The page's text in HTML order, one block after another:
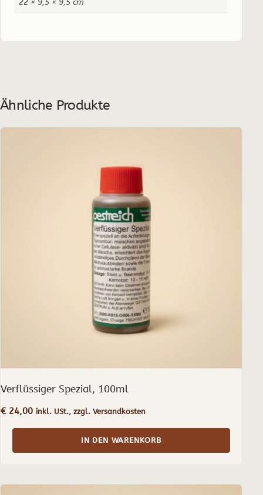
22 × 9,5 × 9,5 cm
Ähnliche Produkte
Verflüssiger Spezial, 100ml
€24,00 inkl. USt., zzgl. Versandkosten
IN DEN WARENKORB